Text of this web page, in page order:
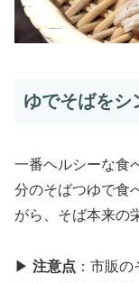
ゆでそばをシ
一番ヘルシーな食
分のそばつゆで食
がら、そば本来の
▶ 注意点 ：市販